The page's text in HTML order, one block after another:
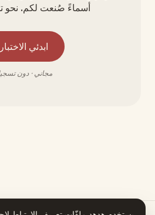
أسماءً صُنعت لكم. نحو
ابدئي الاختبار
مجاني · دون